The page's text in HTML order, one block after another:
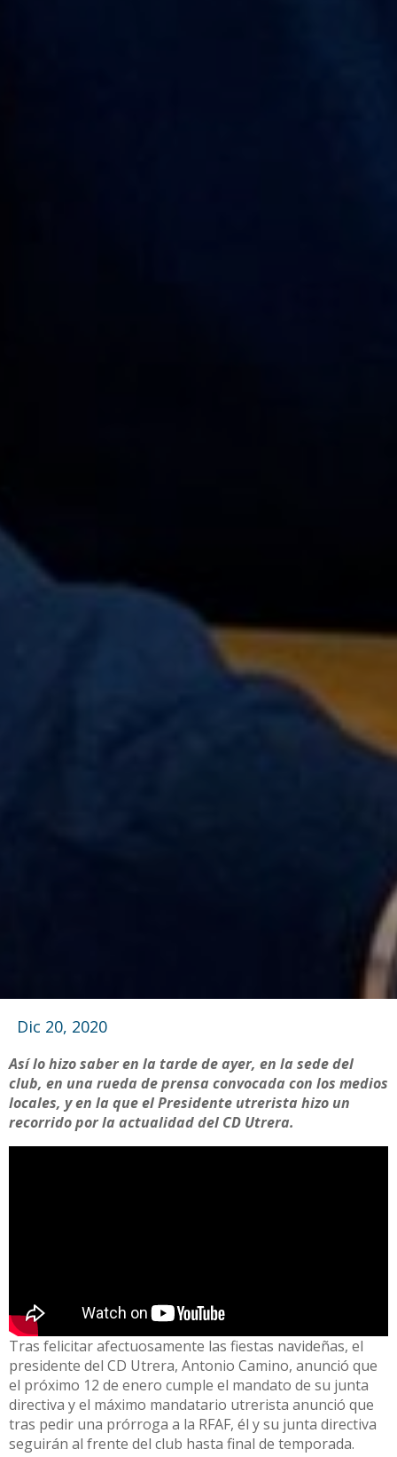
Dic 20, 2020
Así lo hizo saber en la tarde de ayer, en la sede del
club, en una rueda de prensa convocada con los medios
locales, y en la que el Presidente utrerista hizo un
recorrido por la actualidad del CD Utrera.
Tras felicitar afectuosamente las fiestas navideñas, el
presidente del CD Utrera, Antonio Camino, anunció que
el próximo 12 de enero cumple el mandato de su junta
directiva y el máximo mandatario utrerista anunció que
tras pedir una prórroga a la RFAF, él y su junta directiva
seguirán al frente del club hasta final de temporada.